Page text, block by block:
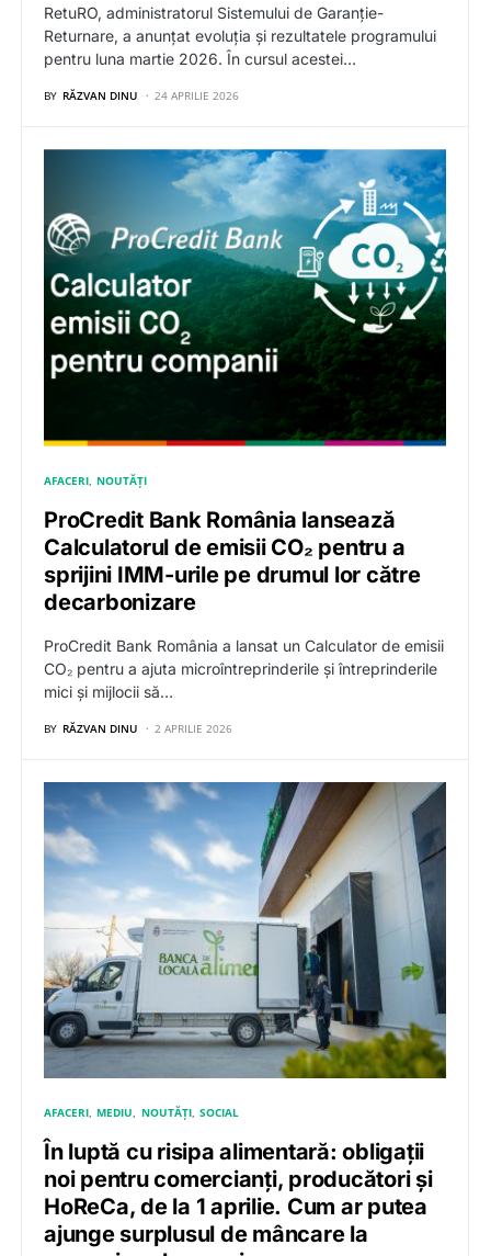
RetuRO, administratorul Sistemului de Garanție-
Returnare, a anunțat evoluția și rezultatele programului
pentru luna martie 2026. În cursul acestei…
BY RĂZVAN DINU 24 APRILIE 2026
AFACERI NOUTĂȚI
ProCredit Bank România lansează
Calculatorul de emisii CO₂ pentru a
sprijini IMM-urile pe drumul lor către
decarbonizare
ProCredit Bank România a lansat un Calculator de emisii
CO₂ pentru a ajuta microîntreprinderile și întreprinderile
mici și mijlocii să…
BY RĂZVAN DINU 2 APRILIE 2026
AFACERI MEDIU NOUTĂȚI SOCIAL
În luptă cu risipa alimentară: obligații
noi pentru comercianți, producători și
HoReCa, de la 1 aprilie. Cum ar putea
ajunge surplusul de mâncare la